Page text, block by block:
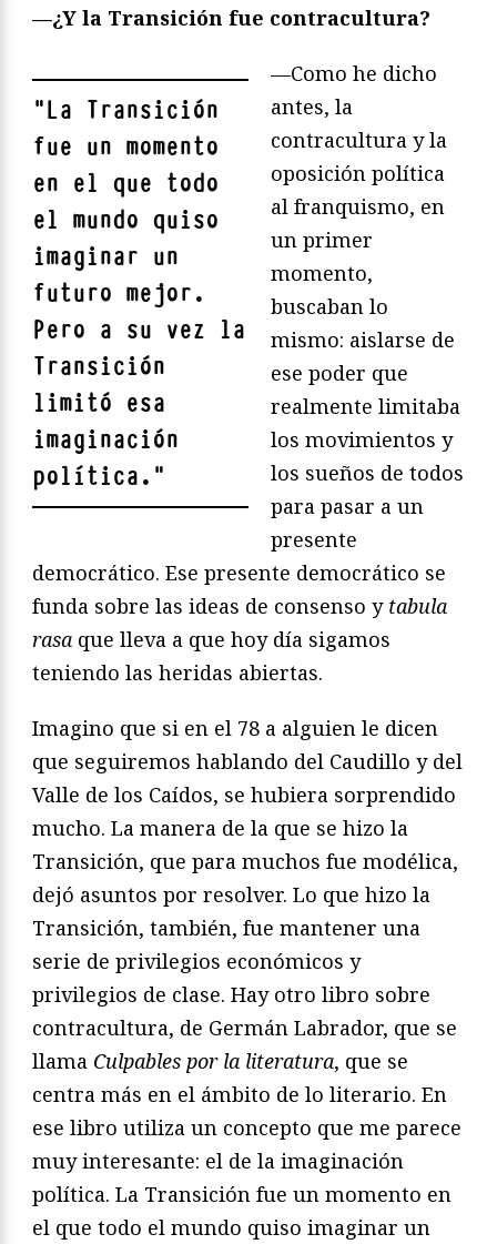
—¿Y la Transición fue contracultura?
"La Transición
fue un momento
en el que todo
el mundo quiso
imaginar un
futuro mejor.
Pero a su vez la
Transición
limitó esa
imaginación
política. "
—Como he dicho
antes, la
contracultura y la
oposición política
al franquismo, en
un primer
momento,
buscaban lo
mismo: aislarse de
ese poder que
realmente limitaba
los movimientos y
los sueños de todos
para pasar a un
presente
democrático. Ese presente democrático se
funda sobre las ideas de consenso y tabula
rasa que lleva a que hoy día sigamos
teniendo las heridas abiertas.
Imagino que si en el 78 a alguien le dicen
que seguiremos hablando del Caudillo y del
Valle de los Caídos, se hubiera sorprendido
mucho. La manera de la que se hizo la
Transición, que para muchos fue modélica,
dejó asuntos por resolver. Lo que hizo la
Transición, también, fue mantener una
serie de privilegios económicos y
privilegios de clase. Hay otro libro sobre
contracultura, de Germán Labrador, que se
llama Culpables por la literatura, que se
centra más en el ámbito de lo literario. En
ese libro utiliza un concepto que me parece
muy interesante: el de la imaginación
política. La Transición fue un momento en
el que todo el mundo quiso imaginar un